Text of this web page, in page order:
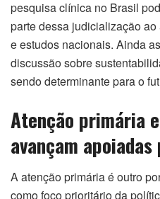
pesquisa clínica no Brasil
parte dessa judicialização
e estudos nacionais. Ainda
discussão sobre
sendo determinante para o
Atenção primária
avançam
A atenção primária é outro
como foco prioritário da